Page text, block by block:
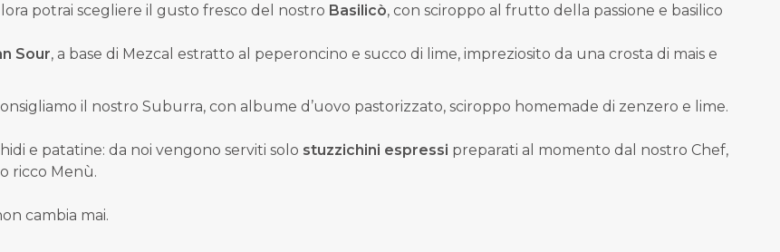
potrai scegliere il gusto fresco del nostro Basilicò, con sciroppo al frutto della passione e basilico
Sour, a base di Mezcal estratto al peperoncino e succo di lime, impreziosito da una crosta di mais e
il nostro Suburra, con albume d’uovo pastorizzato, sciroppo homemade di zenzero e lime.
e patatine: da noi vengono serviti solo stuzzichini espressi preparati al momento dal nostro Chef,
ricco Menù.
cambia mai.